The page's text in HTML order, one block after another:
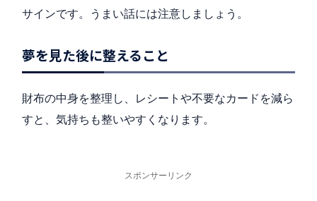
サインです。うまい話には注意しましょう。
夢を見た後に整えること
財布の中身を整理し、レシートや不要なカードを減ら
すと、気持ちも整いやすくなります。
スポンサーリンク